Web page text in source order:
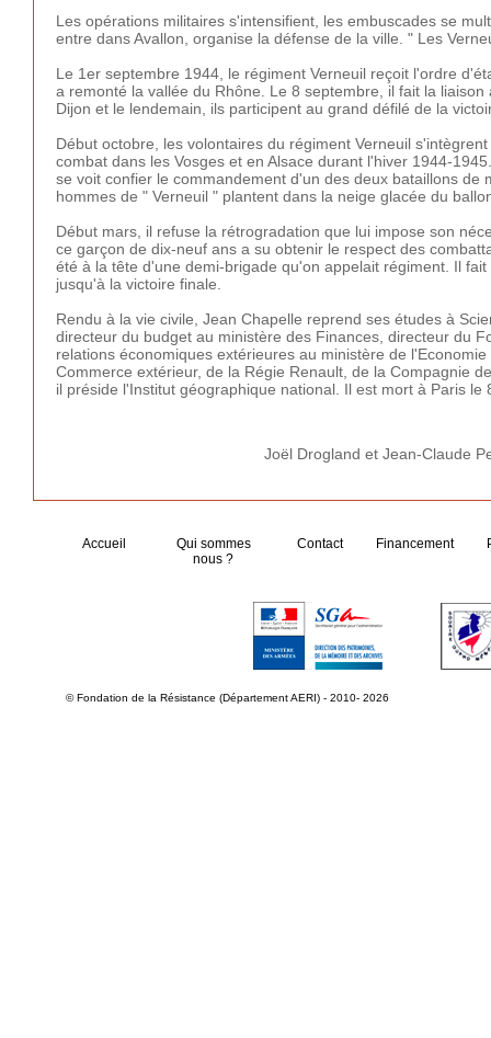
Les opérations militaires s'intensifient, les embuscades se
entre dans Avallon, organise la défense de la ville. " Les
Le 1er septembre 1944, le régiment Verneuil reçoit l'ordre
a remonté la vallée du Rhône. Le 8 septembre, il fait la
Dijon et le lendemain, ils participent au grand défilé de la
Début octobre, les volontaires du régiment Verneuil
combat dans les Vosges et en Alsace durant l'hiver 1944-
se voit confier le commandement d'un des deux bataillons
hommes de " Verneuil " plantent dans la neige glacée du
Début mars, il refuse la rétrogradation que lui impose son
ce garçon de dix-neuf ans a su obtenir le respect des
été à la tête d'une demi-brigade qu'on appelait régiment. Il
jusqu'à la victoire finale.
Rendu à la vie civile, Jean Chapelle reprend ses études à
directeur du budget au ministère des Finances, directeur du
relations économiques extérieures au ministère de
Commerce extérieur, de la Régie Renault, de la Compagnie
il préside l'Institut géographique national. Il est mort à Paris le
Joël Drogland et Jean-Claude
Accueil
Qui sommes
nous ?
Contact Financement
© Fondation de la Résistance (Département AERI) - 2010- 2026